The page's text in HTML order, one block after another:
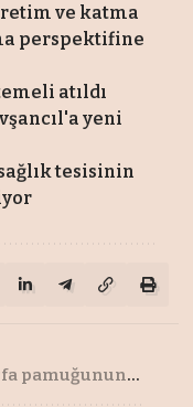
ve katma
perspektifine
atıldı
yeni
tesisinin
kalitesi tohum ıslahıyla artırılıyor